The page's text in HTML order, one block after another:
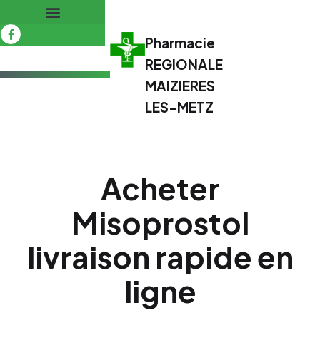
Pharmacie
REGIONALE
MAIZIERES
LES-METZ
Acheter
Misoprostol
livraison rapide en
ligne